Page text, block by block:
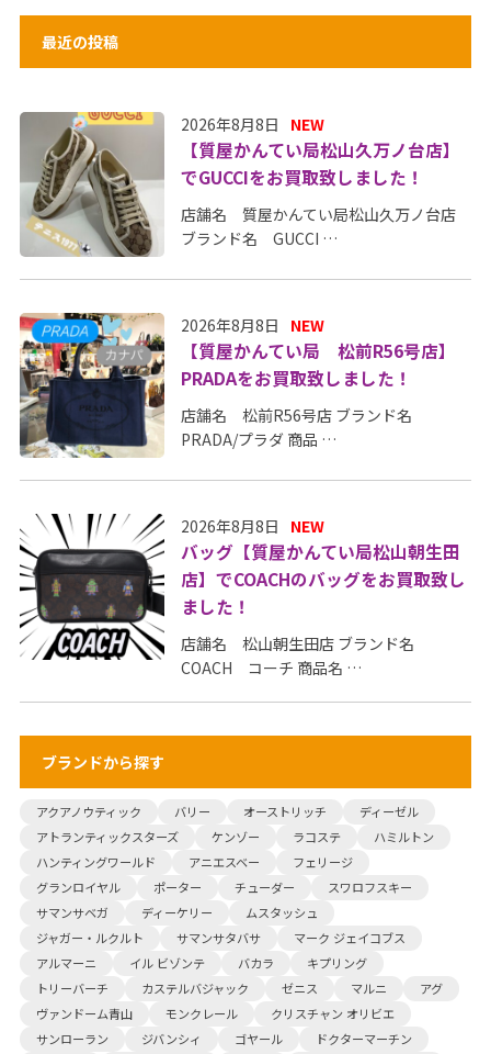
最近の投稿
2026年8月8日 NEW
【質屋かんてい局松山久万ノ台店】
でGUCCIをお買取致しました！
店舗名 質屋かんてい局松山久万ノ台店
ブランド名 GUCCI …
2026年8月8日 NEW
【質屋かんてい局 松前R56号店】
PRADAをお買取致しました！
店舗名 松前R56号店 ブランド名
PRADA/プラダ 商品 …
2026年8月8日 NEW
バッグ【質屋かんてい局松山朝生田
店】でCOACHのバッグをお買取致し
ました！
店舗名 松山朝生田店 ブランド名
COACH コーチ 商品名 …
ブランドから探す
アクアノウティック バリー オーストリッチ
ディーゼル
アトランティックスターズ
ケンゾー ラコステ
ハミルトン
ハンティングワールド
アニエスベー
フェリージ
グランロイヤル
ポーター チューダー
スワロフスキー
サマンサベガ
ディーケリー
ムスタッシュ
ジャガー・ルクルト
サマンサタバサ
マーク ジェイコブス
アルマーニ
イル ビゾンテ バカラ
キプリング
トリーバーチ
カステルバジャック ゼニス マルニ
アグ
ヴァンドーム青山
モンクレール
クリスチャン オリビエ
サンローラン
ジバンシィ ゴヤール
ドクターマーチン